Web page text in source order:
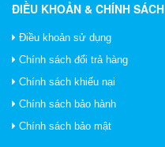
ĐIỀU KHOẢN & CHÍNH SÁCH
Điều khoản sử dụng
Chính sách đổi trả hàng
Chính sách khiếu nại
Chính sách bảo hành
Chính sách bảo mật